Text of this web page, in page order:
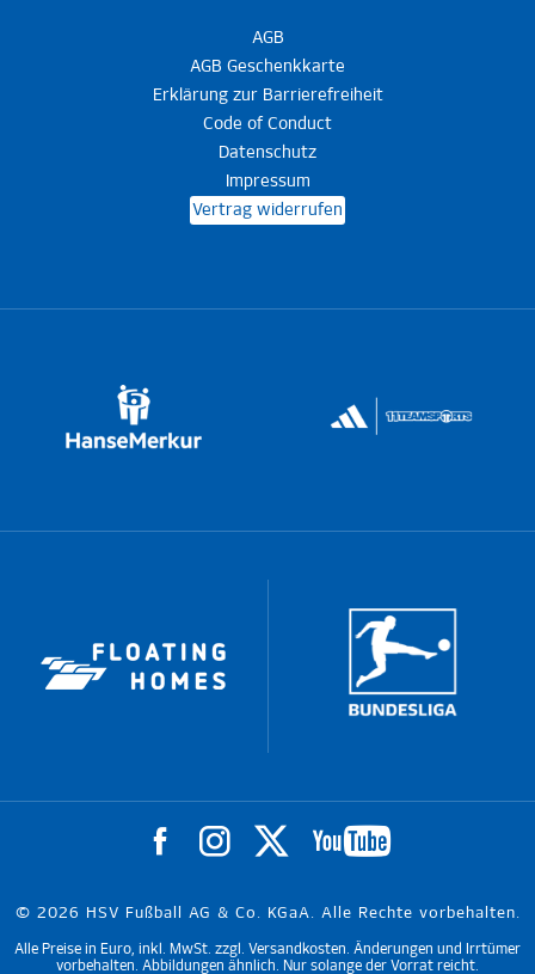
AGB
AGB Geschenkkarte
Erklärung zur Barrierefreiheit
Code of Conduct
Datenschutz
Impressum
Vertrag widerrufen
© 2026 HSV Fußball AG & Co. KGaA. Alle Rechte vorbehalten.
Alle Preise in Euro, inkl. MwSt. zzgl. Versandkosten. Änderungen und Irrtümer
vorbehalten. Abbildungen ähnlich. Nur solange der Vorrat reicht.